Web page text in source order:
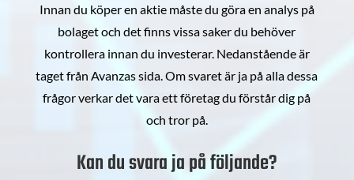
Innan du köper en aktie måste du göra en analys på
bolaget och det finns vissa saker du behöver
kontrollera innan du investerar. Nedanstående är
taget från Avanzas sida. Om svaret är ja på alla dessa
frågor verkar det vara ett företag du förstår dig på
och tror på.
Kan du svara ja på följande?